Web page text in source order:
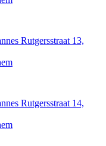
Rutgersstraat 13,
Rutgersstraat 14,